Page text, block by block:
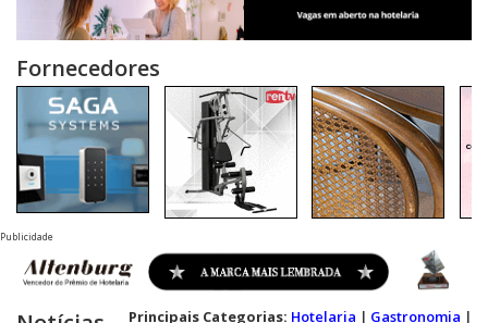
Fornecedores
Publicidade
Principais Categorias: Hotelaria | Gastronomia |